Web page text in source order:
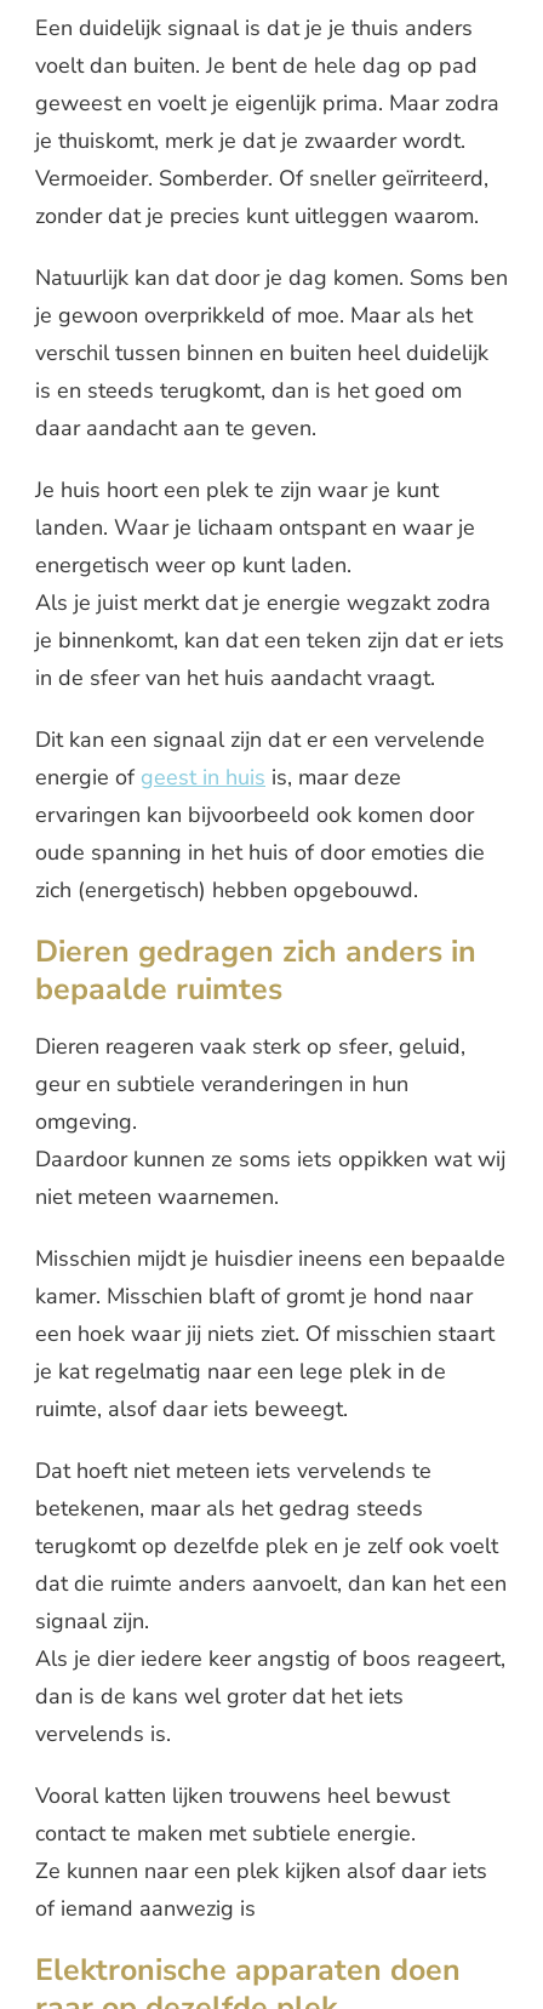
Een duidelijk signaal is dat je je thuis anders
voelt dan buiten. Je bent de hele dag op pad
geweest en voelt je eigenlijk prima. Maar zodra
je thuiskomt, merk je dat je zwaarder wordt.
Vermoeider. Somberder. Of sneller geïrriteerd,
zonder dat je precies kunt uitleggen waarom.
Natuurlijk kan dat door je dag komen. Soms ben
je gewoon overprikkeld of moe. Maar als het
verschil tussen binnen en buiten heel duidelijk
is en steeds terugkomt, dan is het goed om
daar aandacht aan te geven.
Je huis hoort een plek te zijn waar je kunt
landen. Waar je lichaam ontspant en waar je
energetisch weer op kunt laden.
Als je juist merkt dat je energie wegzakt zodra
je binnenkomt, kan dat een teken zijn dat er iets
in de sfeer van het huis aandacht vraagt.
Dit kan een signaal zijn dat er een vervelende
energie of geest in huis is, maar deze
ervaringen kan bijvoorbeeld ook komen door
oude spanning in het huis of door emoties die
zich (energetisch) hebben opgebouwd.
Dieren gedragen zich anders in
bepaalde ruimtes
Dieren reageren vaak sterk op sfeer, geluid,
geur en subtiele veranderingen in hun
omgeving.
Daardoor kunnen ze soms iets oppikken wat wij
niet meteen waarnemen.
Misschien mijdt je huisdier ineens een bepaalde
kamer. Misschien blaft of gromt je hond naar
een hoek waar jij niets ziet. Of misschien staart
je kat regelmatig naar een lege plek in de
ruimte, alsof daar iets beweegt.
Dat hoeft niet meteen iets vervelends te
betekenen, maar als het gedrag steeds
terugkomt op dezelfde plek en je zelf ook voelt
dat die ruimte anders aanvoelt, dan kan het een
signaal zijn.
Als je dier iedere keer angstig of boos reageert,
dan is de kans wel groter dat het iets
vervelends is.
Vooral katten lijken trouwens heel bewust
contact te maken met subtiele energie.
Ze kunnen naar een plek kijken alsof daar iets
of iemand aanwezig is
Elektronische apparaten doen